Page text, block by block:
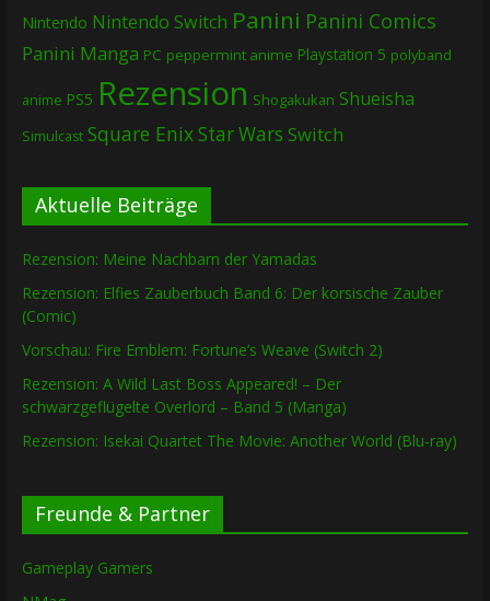
Nintendo Nintendo Switch Panini Panini Comics
Panini Manga PC peppermint anime Playstation 5 polyband
anime PS5 Rezension Shogakukan Shueisha
Simulcast Square EnixStar Wars Switch
Aktuelle Beiträge
Rezension: Meine Nachbarn der Yamadas
Rezension: Elfies Zauberbuch Band 6: Der korsische Zauber
(Comic)
Vorschau: Fire Emblem: Fortune’s Weave (Switch 2)
Rezension: A Wild Last Boss Appeared! – Der
schwarzgeflügelte Overlord – Band 5 (Manga)
Rezension: Isekai Quartet The Movie: Another World (Blu-ray)
Freunde & Partner
Gameplay Gamers